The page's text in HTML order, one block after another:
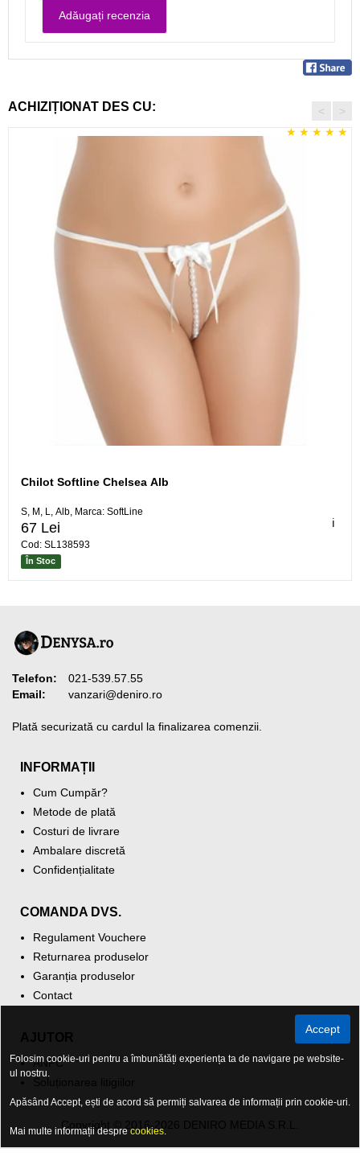
ACHIZIȚIONAT DES CU:
ℹ️
Chilot Softline Chelsea Alb
S, M, L, Alb, Marca: SoftLine
67 Lei
Cod: SL138593
În Stoc
< >
Telefon:
021-539.57.55
Email:
vanzari@deniro.ro
Plată securizată cu cardul la finalizarea comenzii.
INFORMAȚII
Cum Cumpăr?
Metode de plată
Costuri de livrare
Ambalare discretă
Confidențialitate
COMANDA DVS.
Regulament Vouchere
Returnarea produselor
Garanția produselor
Contact
ANPC
Copyright © 2016-2026 DENIRO MEDIA S.R.L.
Accept
Folosim cookie-uri pentru a îmbunătăți experiența ta de navigare pe website-
ul nostru.
Apăsând Accept, ești de acord să permiți salvarea de informații prin cookie-uri.
Mai multe informații despre cookies.